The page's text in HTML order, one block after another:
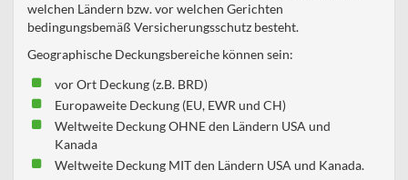
welchen Ländern bzw. vor welchen Gerichten
bedingungsbemäß Versicherungsschutz besteht.
Geographische Deckungsbereiche können sein:
vor Ort Deckung (z.B. BRD)
Europaweite Deckung (EU, EWR und CH)
Weltweite Deckung OHNE den Ländern USA und
Kanada
Weltweite Deckung MIT den Ländern USA und Kanada.